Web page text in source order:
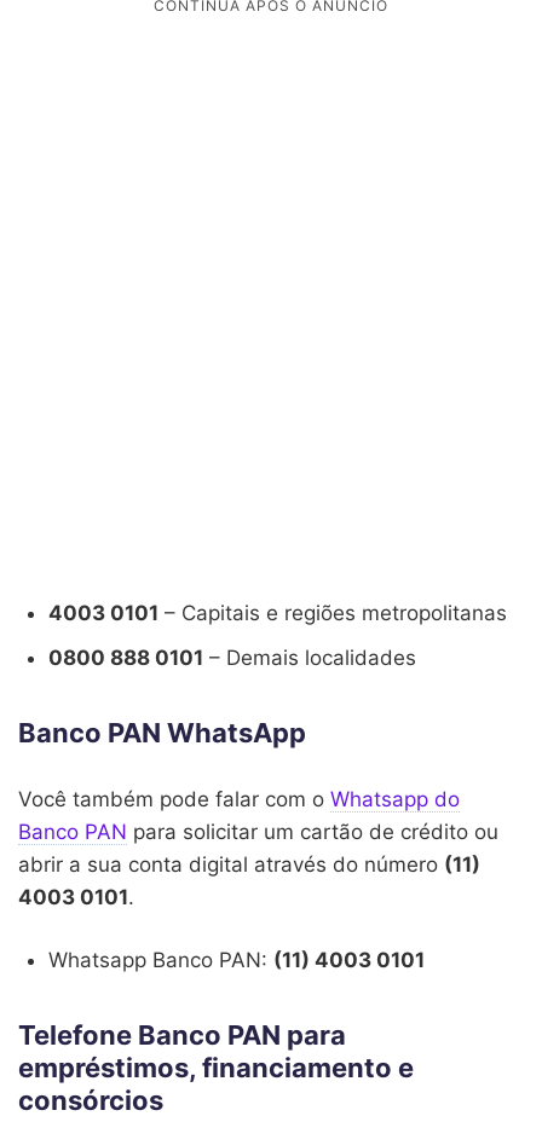
4003 0101 – Capitais e regiões metropolitanas
0800 888 0101 – Demais localidades
Banco PAN WhatsApp
Você também pode falar com o Whatsapp do
Banco PAN para solicitar um cartão de crédito ou
abrir a sua conta digital através do número (11)
4003 0101.
Whatsapp Banco PAN: (11) 4003 0101
Telefone Banco PAN para
empréstimos, financiamento e
consórcios